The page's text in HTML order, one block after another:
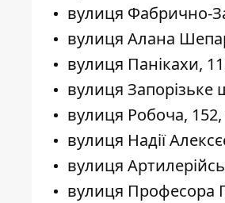
вулиця Фабрично-
вулиця Алана
вулиця Панікахи,
вулиця Запорізьке
вулиця Робоча, 152,
вулиця Надії
вулиця
вулиця Професора